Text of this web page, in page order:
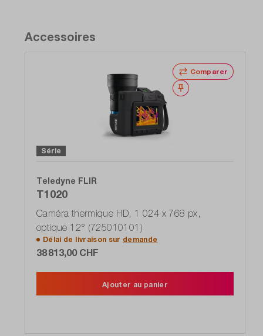
Accessoires
Comparer
Noter
Série
Teledyne FLIR
T1020
Caméra thermique HD, 1 024 x 768 px,
optique 12° (725010101)
Délai de livraison sur demande
38 813,00 CHF
Ajouter au panier